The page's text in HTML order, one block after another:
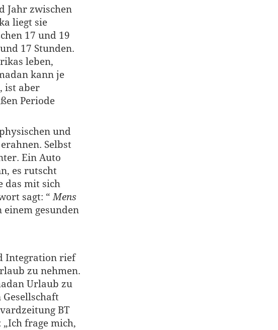
Jahr zwischen
liegt sie
17 und 19
17 Stunden.
leben,
kann je
ist aber
Periode
und
Selbst
Ein Auto
es rutscht
das mit sich
sagt: “ Mens
einem gesunden
Integration rief
zu nehmen.
Urlaub zu
Gesellschaft
BT
frage mich,